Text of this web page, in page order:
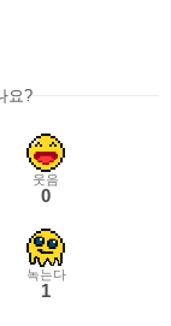
요?
웃음
0
녹는다
1